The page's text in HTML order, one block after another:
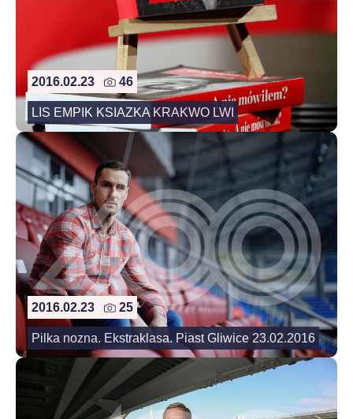
2016.02.23 46
LIS EMPIK KSIAZKA KRAKWO LWI
2016.02.23 25
Pilka nozna. Ekstraklasa. Piast Gliwice 23.02.2016